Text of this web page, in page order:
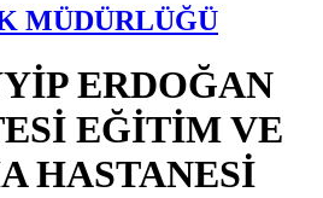
MÜDÜRLÜĞÜ
ERDOĞAN
EĞİTİM VE
HASTANESİ